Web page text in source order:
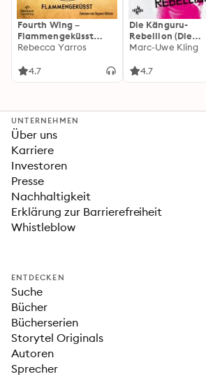
Fourth Wing –
Flammengeküsst
(Flammengeküsst-
Rebecca Yarros
4.7
Die Känguru-
Rebellion (Die
Känguru-Werke 5)
Marc-Uwe Kling
4.7
UNTERNEHMEN
Über uns
Karriere
Investoren
Presse
Nachhaltigkeit
Erklärung zur Barrierefreiheit
Whistleblow
ENTDECKEN
Suche
Bücher
Bücherserien
Storytel Originals
Autoren
Sprecher